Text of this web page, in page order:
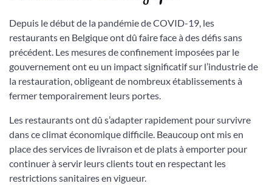
Depuis le début de la pandémie de COVID-19, les
restaurants en Belgique ont dû faire face à des défis sans
précédent. Les mesures de confinement imposées par le
gouvernement ont eu un impact significatif sur l’industrie de
la restauration, obligeant de nombreux établissements à
fermer temporairement leurs portes.
Les restaurants ont dû s’adapter rapidement pour survivre
dans ce climat économique difficile. Beaucoup ont mis en
place des services de livraison et de plats à emporter pour
continuer à servir leurs clients tout en respectant les
restrictions sanitaires en vigueur.